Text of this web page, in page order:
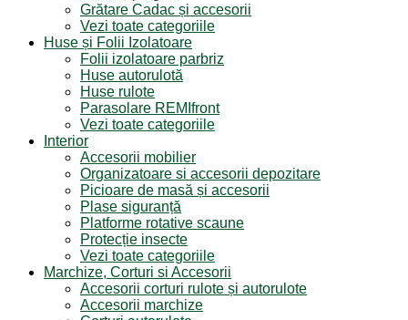
Grătare Cadac și accesorii
Vezi toate categoriile
Huse și Folii Izolatoare
Folii izolatoare parbriz
Huse autorulotă
Huse rulote
Parasolare REMIfront
Vezi toate categoriile
Interior
Accesorii mobilier
Organizatoare si accesorii depozitare
Picioare de masă și accesorii
Plase siguranță
Platforme rotative scaune
Protecție insecte
Vezi toate categoriile
Marchize, Corturi si Accesorii
Accesorii corturi rulote și autorulote
Accesorii marchize